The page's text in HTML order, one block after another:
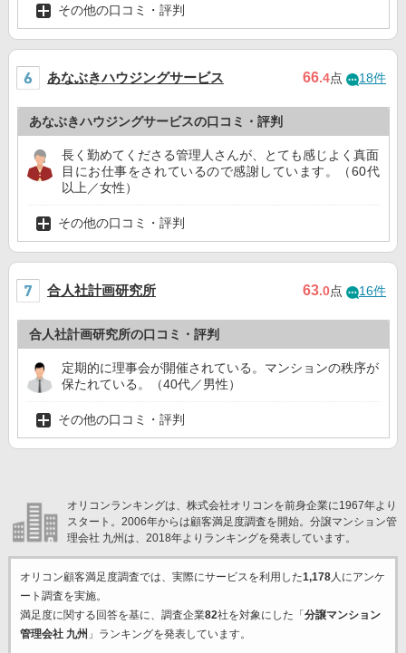
その他の口コミ・評判
あなぶきハウジングサービス 66.4点 18件
あなぶきハウジングサービスの口コミ・評判
長く勤めてくださる管理人さんが、とても感じよく真面
目にお仕事をされているので感謝しています。（60代
以上／女性）
その他の口コミ・評判
合人社計画研究所 63.0点 16件
合人社計画研究所の口コミ・評判
定期的に理事会が開催されている。マンションの秩序が
保たれている。（40代／男性）
その他の口コミ・評判
オリコンランキングは、株式会社オリコンを前身企業に1967年より
スタート。2006年からは顧客満足度調査を開始。分譲マンション管
理会社 九州は、2018年よりランキングを発表しています。
オリコン顧客満足度調査では、実際にサービスを利用した1,178人にアンケ
ート調査を実施。
満足度に関する回答を基に、調査企業82社を対象にした「 分譲マンション
管理会社 九州 」ランキングを発表しています。